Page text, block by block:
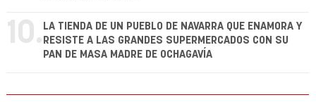
10. LA TIENDA DE UN PUEBLO DE NAVARRA QUE ENAMORA Y
RESISTE A LAS GRANDES SUPERMERCADOS CON SU
PAN DE MASA MADRE DE OCHAGAVÍA